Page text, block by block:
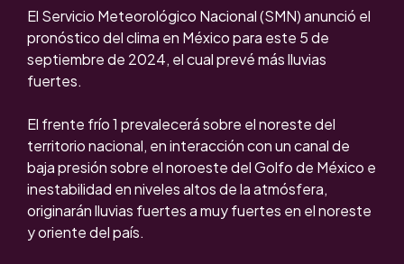
El Servicio Meteorológico Nacional (SMN) anunció el
pronóstico del clima en México para este 5 de
septiembre de 2024, el cual prevé más lluvias
fuertes.
El frente frío 1 prevalecerá sobre el noreste del
territorio nacional, en interacción con un canal de
baja presión sobre el noroeste del Golfo de México e
inestabilidad en niveles altos de la atmósfera,
originarán lluvias fuertes a muy fuertes en el noreste
y oriente del país.